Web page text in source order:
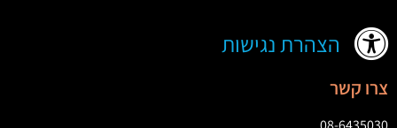
הצהרת נגישות
צרו קשר